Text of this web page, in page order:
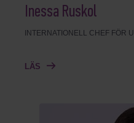
Inessa Ruskol
INTERNATIONELL CHEF FÖR
LÄS